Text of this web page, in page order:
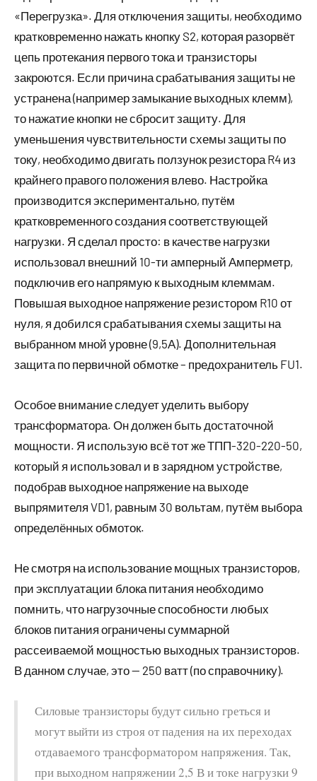
«Перегрузка». Для отключения защиты, необходимо
кратковременно нажать кнопку S2, которая разорвёт
цепь протекания первого тока и транзисторы
закроются. Если причина срабатывания защиты не
устранена (например замыкание выходных клемм),
то нажатие кнопки не сбросит защиту. Для
уменьшения чувствительности схемы защиты по
току, необходимо двигать ползунок резистора R4 из
крайнего правого положения влево. Настройка
производится экспериментально, путём
кратковременного создания соответствующей
нагрузки. Я сделал просто: в качестве нагрузки
использовал внешний 10-ти амперный Амперметр,
подключив его напрямую к выходным клеммам.
Повышая выходное напряжение резистором R10 от
нуля, я добился срабатывания схемы защиты на
выбранном мной уровне (9,5А). Дополнительная
защита по первичной обмотке – предохранитель FU1.
Особое внимание следует уделить выбору
трансформатора. Он должен быть достаточной
мощности. Я использую всё тот же ТПП-320-220-50,
который я использовал и в зарядном устройстве,
подобрав выходное напряжение на выходе
выпрямителя VD1, равным 30 вольтам, путём выбора
определённых обмоток.
Не смотря на использование мощных транзисторов,
при эксплуатации блока питания необходимо
помнить, что нагрузочные способности любых
блоков питания ограничены суммарной
рассеиваемой мощностью выходных транзисторов.
В данном случае, это — 250 ватт (по справочнику).
Силовые транзисторы будут сильно греться и
могут выйти из строя от падения на их переходах
отдаваемого трансформатором напряжения. Так,
при выходном напряжении 2,5 В и токе нагрузки 9